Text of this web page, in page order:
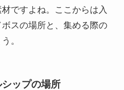
ですよね。ここからは入
スの場所と、集める際の
。
ップの場所